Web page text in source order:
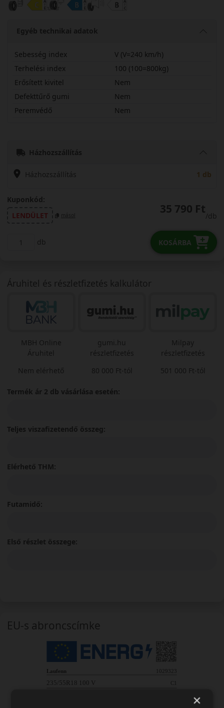
Egyéb technikai adatok
Sebesség index
V (V=240 km/h)
Terhelési index
100 (100=800kg)
Erősített kivitel
Nem
Defekttűrő gumi
Nem
Peremvédő
Nem
Házhozszállítás
Házhozszállítás 1 db
Kuponkód:
LENDÜLET
másol 35 790 Ft
/db
db KOSÁRBA
Áruhitel és részletfizetés kalkulátor
MBH Online
Áruhitel
Nem elérhető
gumi.hu
részletfizetés
80 000 Ft-tól
Milpay
részletfizetés
501 000 Ft-tól
Termék ár 2 db vásárlása esetén:
Teljes viszafizetendő összeg:
Elérhető THM:
Futamidő:
Első részlet összege:
EU-s abroncscímke
×